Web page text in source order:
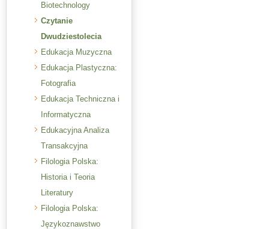
Biotechnology
Czytanie
Dwudziestolecia
Edukacja Muzyczna
Edukacja Plastyczna:
Fotografia
Edukacja Techniczna i
Informatyczna
Edukacyjna Analiza
Transakcyjna
Filologia Polska:
Historia i Teoria
Literatury
Filologia Polska:
Językoznawstwo